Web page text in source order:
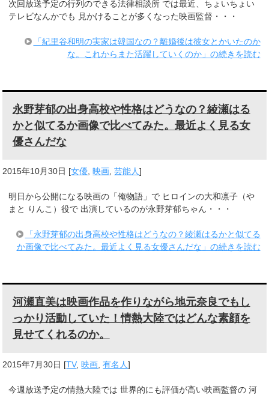
次回放送予定の行列のできる法律相談所 では最近、ちょいちょい
テレビなんかでも 見かけることが多くなった映画監督・・・
「紀里谷和明の実家は韓国なの？離婚後は彼女とかいたのか
な。これからまた活躍していくのか」の続きを読む
永野芽郁の出身高校や性格はどうなの？綾瀬はる
かと似てるか画像で比べてみた。最近よく見る女
優さんだな
2015年10月30日 [女優 ,映画 ,芸能人]
明日から公開になる映画の「俺物語」で ヒロインの大和凛子（や
まと りんこ）役で 出演しているのが永野芽郁ちゃん・・・
「永野芽郁の出身高校や性格はどうなの？綾瀬はるかと似てる
か画像で比べてみた。最近よく見る女優さんだな」の続きを読む
河瀬直美は映画作品を作りながら地元奈良でもし
っかり活動していた！情熱大陸ではどんな素顔を
見せてくれるのか。
2015年7月30日 [TV,映画 ,有名人]
今週放送予定の情熱大陸では 世界的にも評価が高い映画監督の 河